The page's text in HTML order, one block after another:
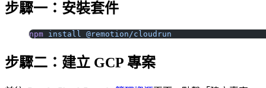
步驟一：安裝套件
npm install @remotion/cloudrun
步驟二：建立 GCP 專案